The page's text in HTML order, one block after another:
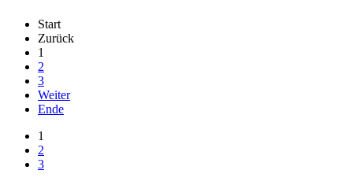
Start
Zurück
1
2
3
Weiter
Ende
1
2
3